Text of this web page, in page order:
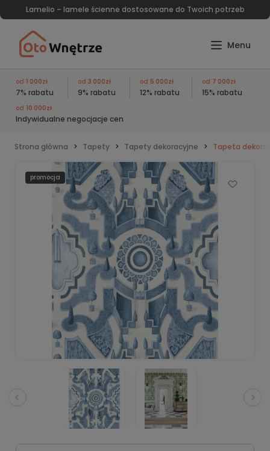
Lamelio – lamele ścienne dostosowane do Twoich potrzeb
od 1 000zł
7% rabatu
od 3 000zł
9% rabatu
od 5 000zł
12% rabatu
od 7 000zł
15% rabatu
od 10 000zł
Indywidualne negocjacje cen
Strona główna Tapety Tapety dekoracyjne Tapeta
promocja